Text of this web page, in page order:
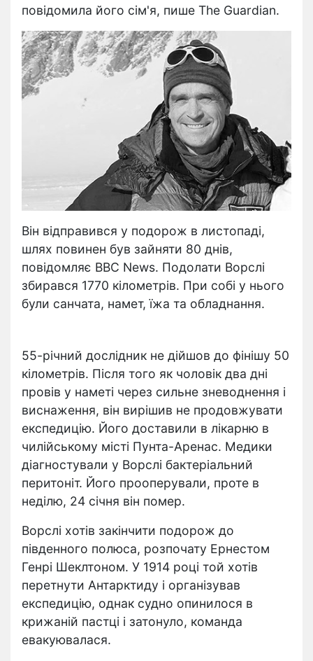
повідомила його сім'я, пише The Guardian.
Він відправився у подорож в листопаді,
шлях повинен був зайняти 80 днів,
повідомляє BBC News. Подолати Ворслі
збирався 1770 кілометрів. При собі у нього
були санчата, намет, їжа та обладнання.
55-річний дослідник не дійшов до фінішу 50
кілометрів. Після того як чоловік два дні
провів у наметі через сильне зневоднення і
виснаження, він вирішив не продовжувати
експедицію. Його доставили в лікарню в
чилійському місті Пунта-Аренас. Медики
діагностували у Ворслі бактеріальний
перитоніт. Його прооперували, проте в
неділю, 24 січня він помер.
Ворслі хотів закінчити подорож до
південного полюса, розпочату Ернестом
Генрі Шеклтоном. У 1914 році той хотів
перетнути Антарктиду і організував
експедицію, однак судно опинилося в
крижаній пастці і затонуло, команда
евакуювалася.